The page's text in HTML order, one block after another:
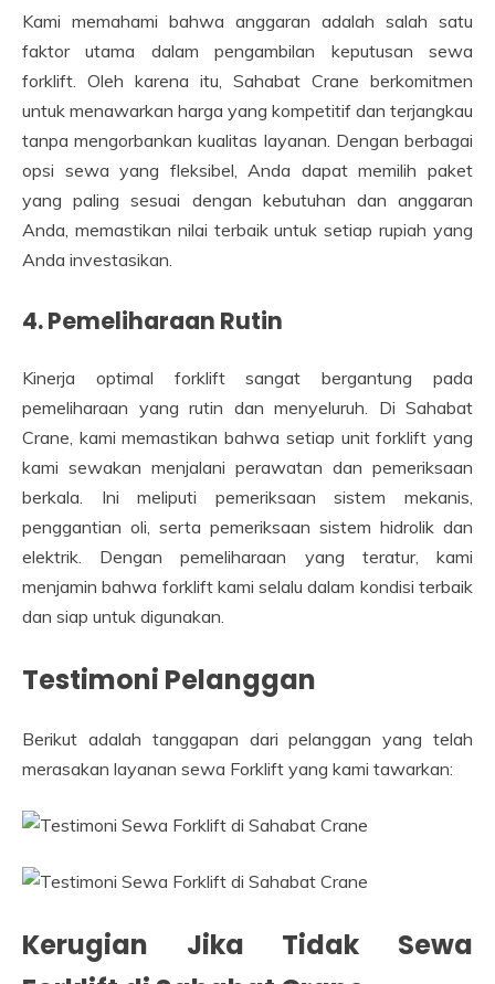
Kami memahami bahwa anggaran adalah salah satu
faktor utama dalam pengambilan keputusan sewa
forklift. Oleh karena itu, Sahabat Crane berkomitmen
untuk menawarkan harga yang kompetitif dan terjangkau
tanpa mengorbankan kualitas layanan. Dengan berbagai
opsi sewa yang fleksibel, Anda dapat memilih paket
yang paling sesuai dengan kebutuhan dan anggaran
Anda, memastikan nilai terbaik untuk setiap rupiah yang
Anda investasikan.
4. Pemeliharaan Rutin
Kinerja optimal forklift sangat bergantung pada
pemeliharaan yang rutin dan menyeluruh. Di Sahabat
Crane, kami memastikan bahwa setiap unit forklift yang
kami sewakan menjalani perawatan dan pemeriksaan
berkala. Ini meliputi pemeriksaan sistem mekanis,
penggantian oli, serta pemeriksaan sistem hidrolik dan
elektrik. Dengan pemeliharaan yang teratur, kami
menjamin bahwa forklift kami selalu dalam kondisi terbaik
dan siap untuk digunakan.
Testimoni Pelanggan
Berikut adalah tanggapan dari pelanggan yang telah
merasakan layanan sewa Forklift yang kami tawarkan:
Kerugian Jika Tidak Sewa